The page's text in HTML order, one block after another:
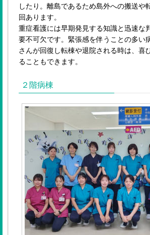
したり。離島であるため島外への搬送や
回あります。
重症看護には早期発見する知識と迅速な
要不可欠です。緊張感を伴うことの多い
さんが回復し転棟や退院される時は、喜
ることもできます。
２階病棟